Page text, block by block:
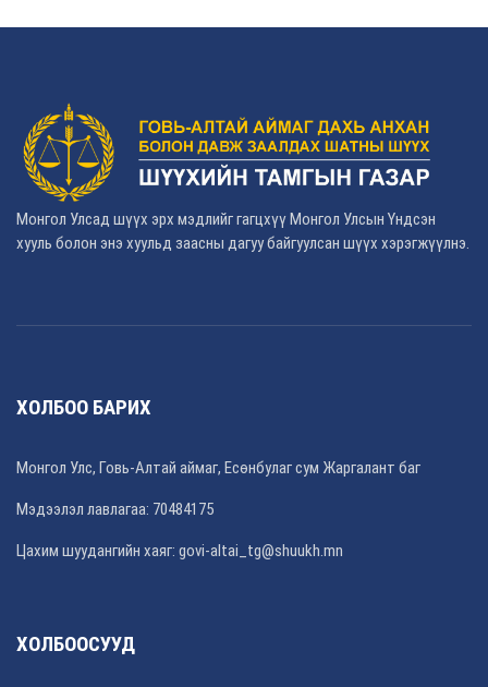
Монгол Улсад шүүх эрх мэдлийг гагцхүү Монгол Улсын Үндсэн
хууль болон энэ хуульд заасны дагуу байгуулсан шүүх хэрэгжүүлнэ.
ХОЛБОО БАРИХ
Монгол Улс, Говь-Алтай аймаг, Есөнбулаг сум Жаргалант баг
Мэдээлэл лавлагаа: 70484175
Цахим шуудангийн хаяг: govi-altai_tg@shuukh.mn
ХОЛБООСУУД